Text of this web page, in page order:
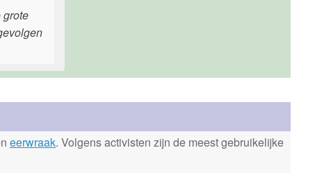
grote
eerwraak. Volgens activisten zijn de meest gebruikelijke